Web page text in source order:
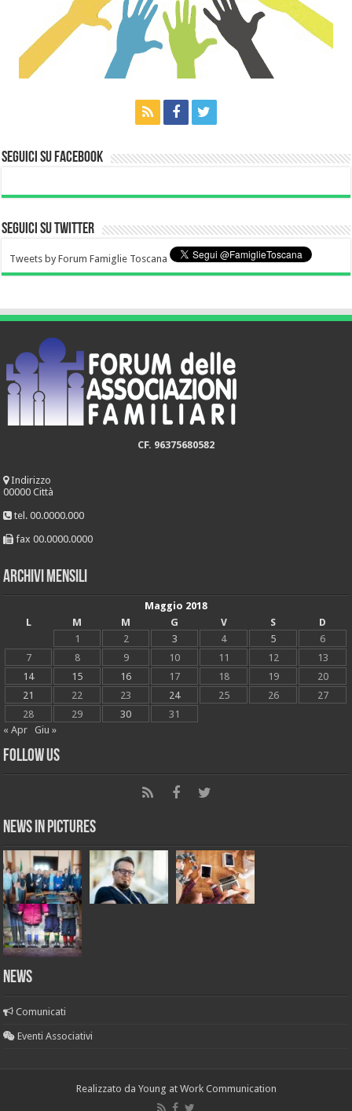
Seguici su Facebook
Seguici su Twitter
Tweets by Forum Famiglie Toscana
CF. 96375680582
Indirizzo
00000 Città
tel. 00.0000.000
fax 00.0000.0000
Archivi mensili
Maggio 2018
L
M M G V S
D
1
2 3 4 5
6
7
8 9 10 11 12
13
14
15 16 17 18 19
20
21
22 23 24 25 26
27
28
29 30
31
« Apr
Giu »
Follow Us
News in Pictures
NEWS
Comunicati
Eventi Associativi
Realizzato da Young at Work Communication